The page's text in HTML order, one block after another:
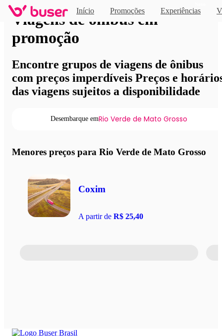
Início Promoções Experiências
Viagens de ônibus em
promoção
Encontre grupos de viagens de ônibus
com preços imperdíveis Preços e
das viagens sujeitos a disponibilidade
Desembarque emRio Verde de Mato Grosso
Menores preços para Rio Verde de Mato Grosso
Coxim
A partir de R$ 25,40